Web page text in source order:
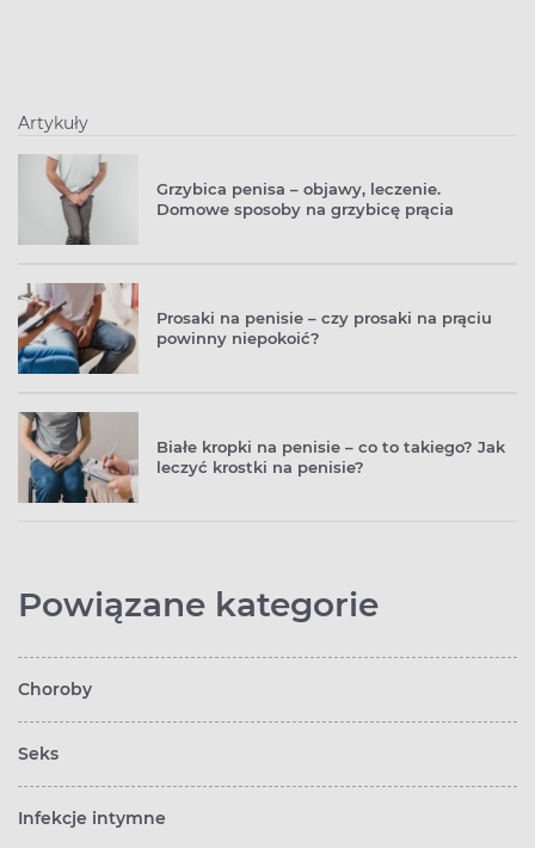
Artykuły
Grzybica penisa – objawy, leczenie.
Domowe sposoby na grzybicę prącia
Prosaki na penisie – czy prosaki na prąciu
powinny niepokoić?
Białe kropki na penisie – co to takiego? Jak
leczyć krostki na penisie?
Powiązane kategorie
Choroby
Seks
Infekcje intymne